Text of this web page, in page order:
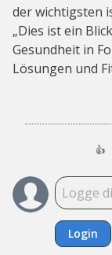
der wichtigsten
„Dies ist ein
Gesundheit in
Lösungen und
👍
Login